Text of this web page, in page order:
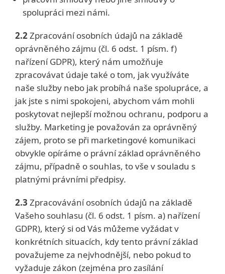
spolupráci mezi námi.
2.2Zpracování osobních údajů na základě
oprávněného zájmu (čl. 6 odst. 1 písm. f)
nařízení GDPR), který nám umožňuje
zpracovávat údaje také o tom, jak využíváte
naše služby nebo jak probíhá naše spolupráce, a
jak jste s nimi spokojeni, abychom vám mohli
poskytovat nejlepší možnou ochranu, podporu a
služby. Marketing je považován za oprávněný
zájem, proto se při marketingové komunikaci
obvykle opíráme o právní základ oprávněného
zájmu, případně o souhlas, to vše v souladu s
platnými právními předpisy.
2.3 Zpracovávání osobních údajů na základě
Vašeho souhlasu (čl. 6 odst. 1 písm. a) nařízení
GDPR), který si od Vás můžeme vyžádat v
konkrétních situacích, kdy tento právní základ
považujeme za nejvhodnější, nebo pokud to
vyžaduje zákon (zejména pro zasílání